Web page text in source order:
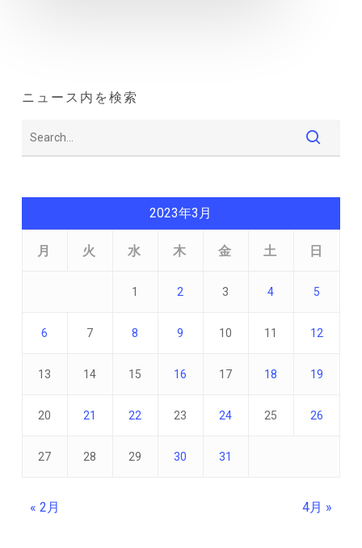
ニュース内を検索
2023年3月
月 火 水 木 金 土 日
1 2 3 4 5
6 7 8 9 10 11 12
13 14 15 16 17 18 19
20 21 22 23 24 25 26
27 28 29 30 31
« 2月 4月 »